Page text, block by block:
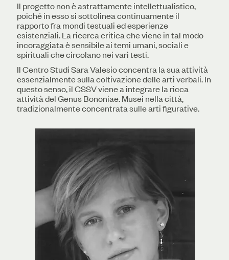
Il progetto non è astrattamente intellettualistico,
poiché in esso si sottolinea continuamente il
rapporto fra mondi testuali ed esperienze
esistenziali. La ricerca critica che viene in tal modo
incoraggiata è sensibile ai temi umani, sociali e
spirituali che circolano nei vari testi.
Il Centro Studi Sara Valesio concentra la sua attività
essenzialmente sulla coltivazione delle arti verbali. In
questo senso, il CSSV viene a integrare la ricca
attività del Genus Bononiae. Musei nella città,
tradizionalmente concentrata sulle arti figurative.